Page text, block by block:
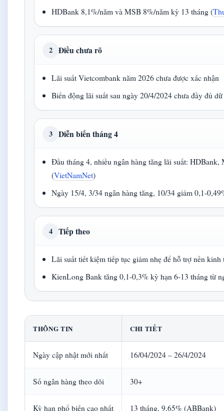
HDBank 8,1%/năm và MSB 8%/năm kỳ 13 tháng (
2 Điều chưa rõ
Lãi suất Vietcombank năm 2026 chưa được xác nhận
Biến động lãi suất sau ngày 20/4/2024 chưa đầy đủ
3 Diễn biến tháng 4
Đầu tháng 4, nhiều ngân hàng tăng lãi suất:
(VietNamNet)
Ngày 15/4, 3/34 ngân hàng tăng, 10/34 giảm 0,1-
4 Tiếp theo
Lãi suất tiết kiệm tiếp tục giảm nhẹ để hỗ trợ nền kinh
KienLong Bank tăng 0,1-0,3% kỳ hạn 6-13 tháng từ
THÔNG TIN CHI TIẾT
Ngày cập nhật mới nhất 16/04/2024 – 26/4/2024
Số ngân hàng theo dõi 30+
Kỳ hạn phổ biến cao nhất 13 tháng, 9,65% (ABBank)